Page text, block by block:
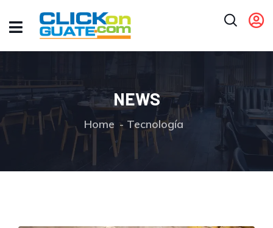
NEWS
Home Tecnología